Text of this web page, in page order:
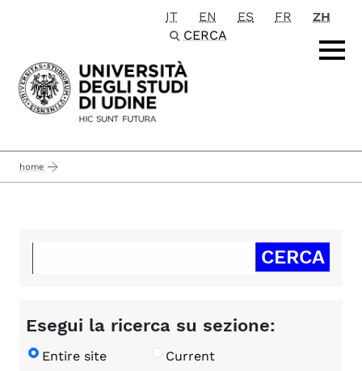
Passa al contenuto principale
IT EN ES FR
ZH
CERCA
home
Esegui la ricerca su sezione:
Entire site Current